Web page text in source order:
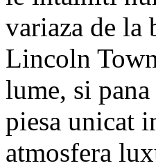
variaza de la
Lincoln
lume, si
piesa unicat
atmosfera